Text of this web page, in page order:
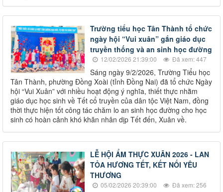
Trường tiểu học Tân Thành tổ chức
ngày hội “Vui xuân” gắn giáo dục
truyền thống và an sinh học đường
12/02/2026 21:39:00 Đã xem: 447
Sáng ngày 9/2/2026, Trường Tiểu học
Tân Thành, phường Đồng Xoài (tỉnh Đồng Nai) đã tổ chức Ngày
hội “Vui Xuân” với nhiều hoạt động ý nghĩa, thiết thực nhằm
giáo dục học sinh về Tết cổ truyền của dân tộc Việt Nam, đồng
thời thực hiện tốt công tác chăm lo an sinh học đường cho học
sinh có hoàn cảnh khó khăn nhân dịp Tết đến, Xuân về.
LỄ HỘI ẨM THỰC XUÂN 2026 - LAN
TỎA HƯƠNG TẾT, KẾT NỐI YÊU
THƯƠNG
05/02/2026 20:39:00 Đã xem: 256